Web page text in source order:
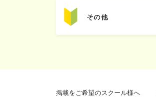
その他
掲載をご希望のスクール様へ